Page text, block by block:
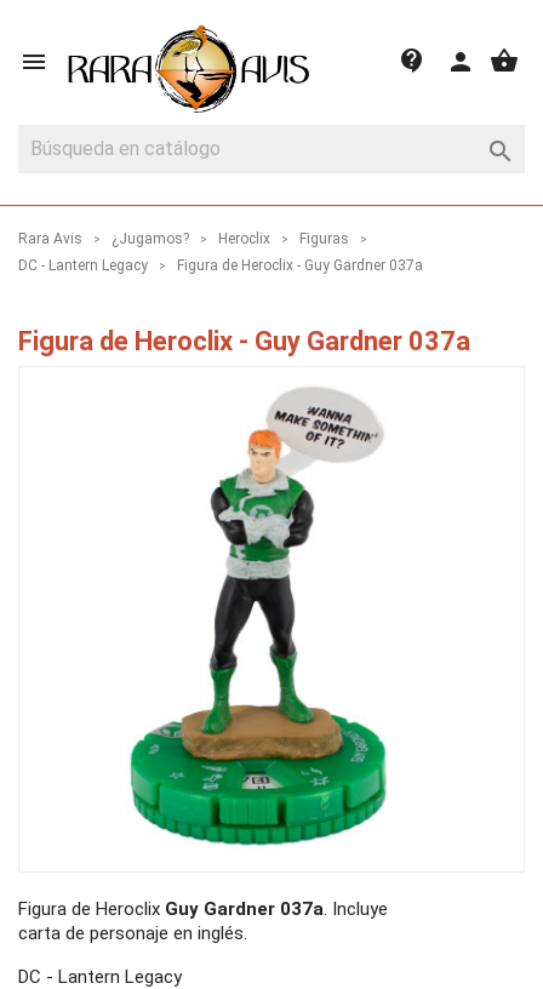
 shopping_basket
person
contact_support

Rara Avis ¿Jugamos? Heroclix
Figuras
DC - Lantern Legacy
Figura de Heroclix - Guy Gardner 037a
Figura de Heroclix - Guy Gardner 037a
Figura de Heroclix Guy Gardner 037a. Incluye
carta de personaje en inglés.
DC - Lantern Legacy